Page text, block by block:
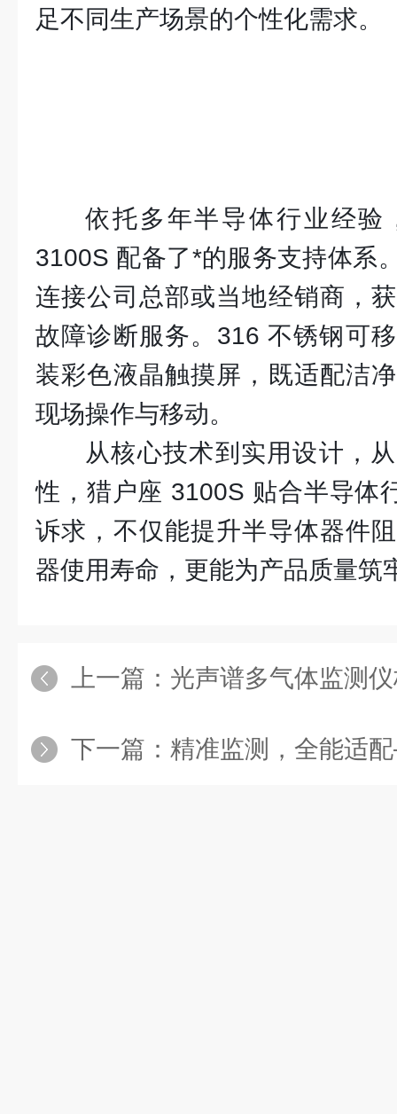
足不同生产场景的个性化需求。
依托多年半导体行业经验
3100S 配备了*的服务支持体系
连接公司总部或当地经销商，
故障诊断服务。316 不锈钢可
装彩色液晶触摸屏，既适配洁
现场操作与移动。
从核心技术到实用设计，
性，猎户座 3100S 贴合半导体
诉求，不仅能提升半导体器件
器使用寿命，更能为产品质量筑
上一篇： 光声谱多气体监测仪核心部件解
下一篇： 精准监测，全能适配